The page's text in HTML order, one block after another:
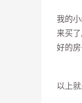
我的
来买
好的房
以上